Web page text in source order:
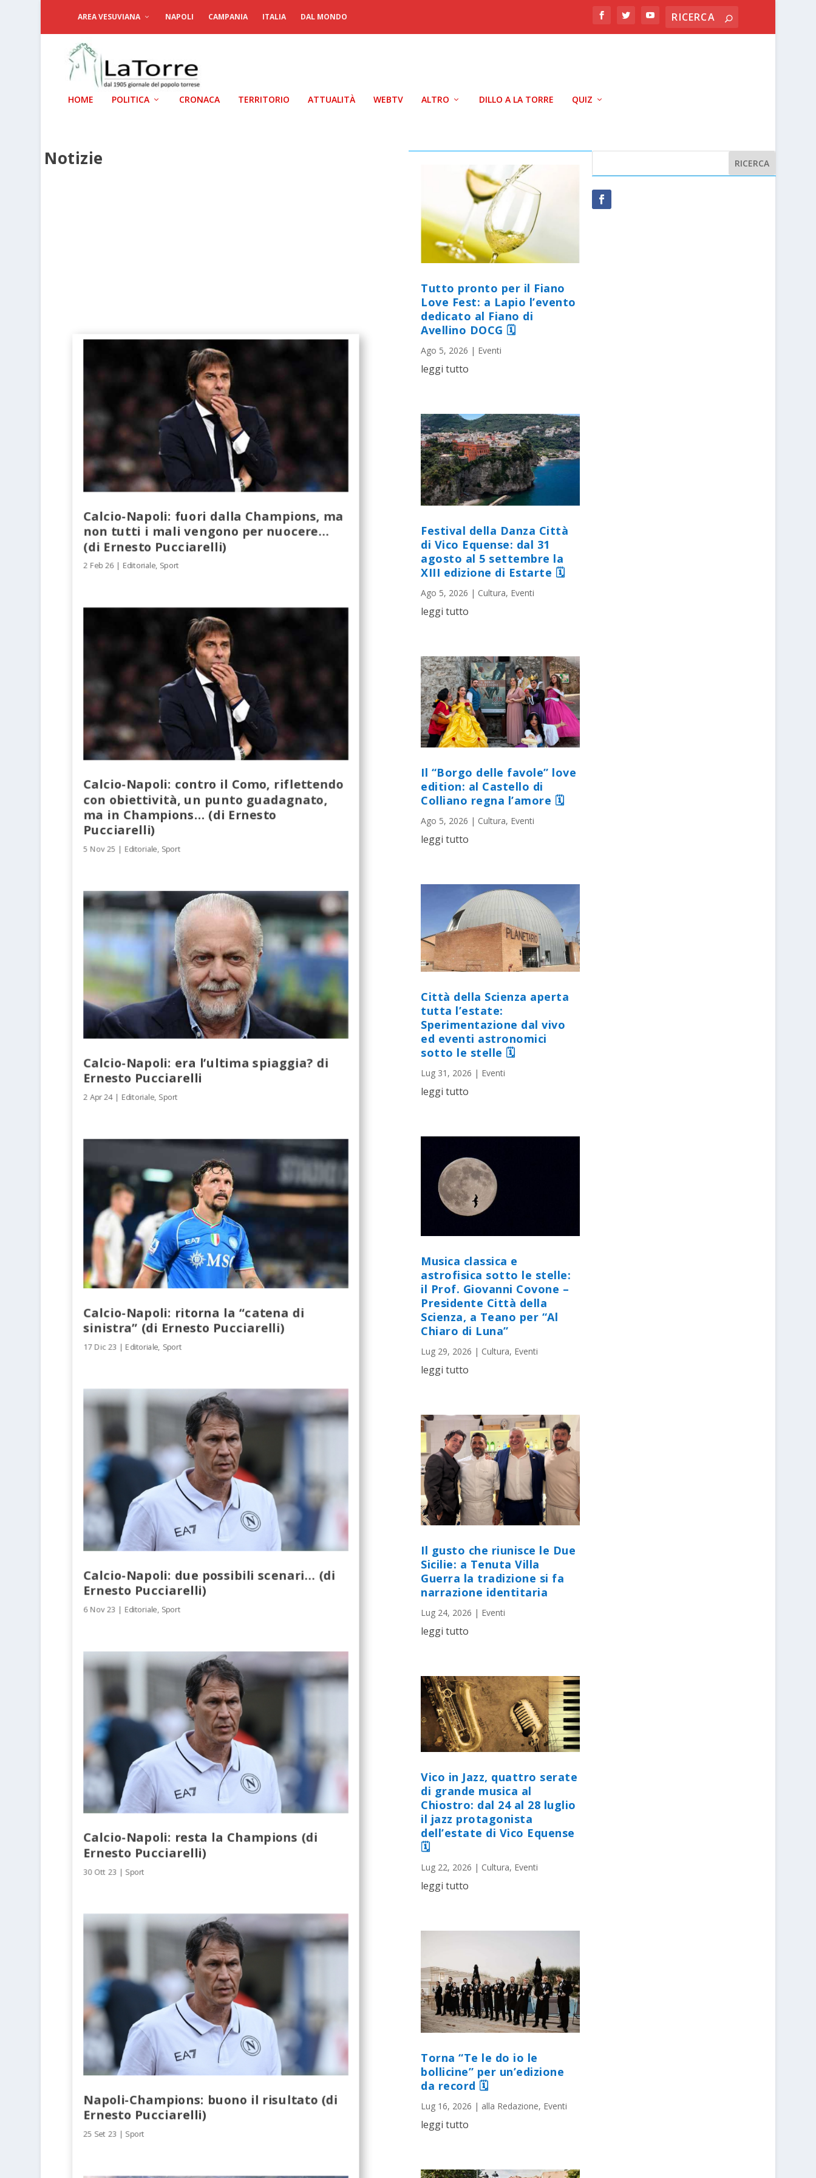
AREA VESUVIANA NAPOLI CAMPANIA ITALIA DAL MONDO
HOME POLITICA CRONACA TERRITORIO ATTUALITÀ WEBTV ALTRO DILLO A LA TORRE QUIZ
Notizie
Calcio-Napoli: fuori dalla Champions, ma
non tutti i mali vengono per nuocere…
(di Ernesto Pucciarelli)
2 Feb 26| Editoriale, Sport
Calcio-Napoli: contro il Como, riflettendo
con obiettività, un punto guadagnato,
ma in Champions… (di Ernesto
Pucciarelli)
5 Nov 25 | Editoriale, Sport
Calcio-Napoli: era l’ultima spiaggia? di
Ernesto Pucciarelli
2 Apr 24 | Editoriale Sport
Calcio-Napoli: ritorna la “catena di
sinistra” (di Ernesto Pucciarelli)
17 Dic 23 | Editoriale Sport
Calcio-Napoli: due possibili scenari… (di
Ernesto Pucciarelli)
6 Nov 23 | Editoriale Sport
Calcio-Napoli: resta la Champions (di
Ernesto Pucciarelli)
30 Ott 23 | Sport
Napoli-Champions: buono il risultato (di
Ernesto Pucciarelli)
25 Set 23 | Sport
Tutto pronto per il Fiano
Love Fest: a Lapio l’evento
dedicato al Fiano di
Avellino DOCG 🗓
Ago 5, 2026 | Eventi
leggi tutto
Festival della Danza Città
di Vico Equense: dal 31
agosto al 5 settembre la
XIII edizione di Estarte 🗓
Ago 5, 2026 | Cultura, Eventi
leggi tutto
Il “Borgo delle favole” love
edition: al Castello di
Colliano regna l’amore 🗓
Ago 5, 2026 | Cultura, Eventi
leggi tutto
Città della Scienza aperta
tutta l’estate:
Sperimentazione dal vivo
ed eventi astronomici
sotto le stelle 🗓
Lug 31, 2026 | Eventi
leggi tutto
Musica classica e
astrofisica sotto le stelle:
il Prof. Giovanni Covone –
Presidente Città della
Scienza, a Teano per “Al
Chiaro di Luna”
Lug 29, 2026 | Cultura, Eventi
leggi tutto
Il gusto che riunisce le Due
Sicilie: a Tenuta Villa
Guerra la tradizione si fa
narrazione identitaria
Lug 24, 2026 | Eventi
leggi tutto
Vico in Jazz, quattro serate
di grande musica al
Chiostro: dal 24 al 28 luglio
il jazz protagonista
dell’estate di Vico Equense
🗓
Lug 22, 2026 | Cultura, Eventi
leggi tutto
Torna “Te le do io le
bollicine” per un’edizione
da record 🗓
Lug 16, 2026 | alla Redazione, Eventi
leggi tutto